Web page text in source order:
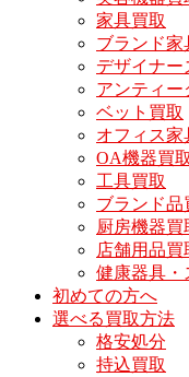
家具買取
ブランド家
デザイナー
アンティー
ベット買取
オフィス家
OA機器買取
工具買取
ブランド品
厨房機器買
店舗用品買
健康器具・
初めての方へ
選べる買取方法
格安処分
持込買取